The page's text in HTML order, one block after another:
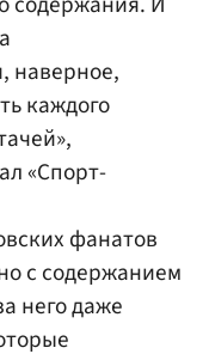
наверное,
каждого
«Спорт-
фанатов
с содержанием
него даже